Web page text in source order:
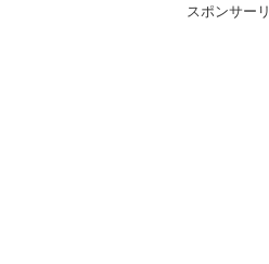
スポンサー